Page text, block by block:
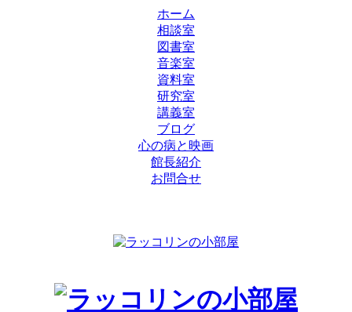
ホーム
相談室
図書室
音楽室
資料室
研究室
講義室
ブログ
心の病と映画
館長紹介
お問合せ